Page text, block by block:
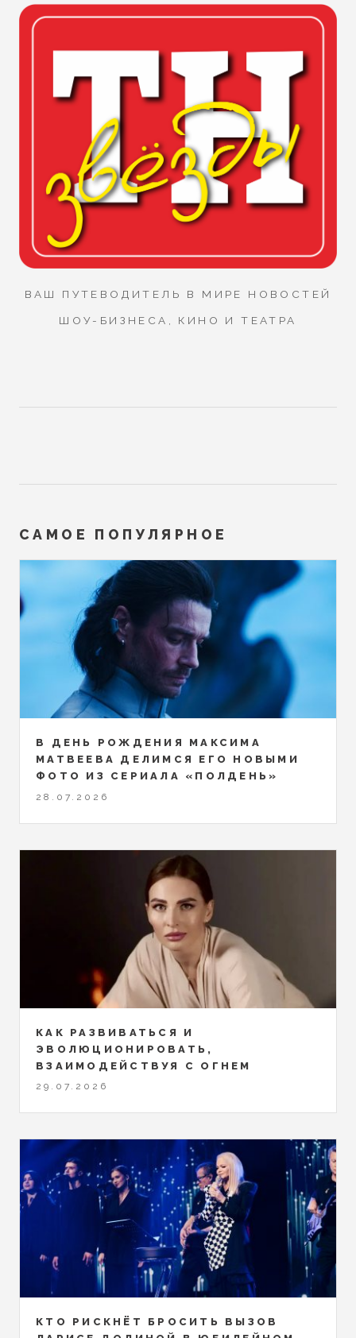
ВАШ ПУТЕВОДИТЕЛЬ В МИРЕ НОВОСТЕЙ
ШОУ-БИЗНЕСА, КИНО И ТЕАТРА
САМОЕ ПОПУЛЯРНОЕ
В ДЕНЬ РОЖДЕНИЯ МАКСИМА
МАТВЕЕВА ДЕЛИМСЯ ЕГО НОВЫМИ
ФОТО ИЗ СЕРИАЛА «ПОЛДЕНЬ»
28.07.2026
КАК РАЗВИВАТЬСЯ И
ЭВОЛЮЦИОНИРОВАТЬ,
ВЗАИМОДЕЙСТВУЯ С ОГНЕМ
29.07.2026
КТО РИСКНЁТ БРОСИТЬ ВЫЗОВ